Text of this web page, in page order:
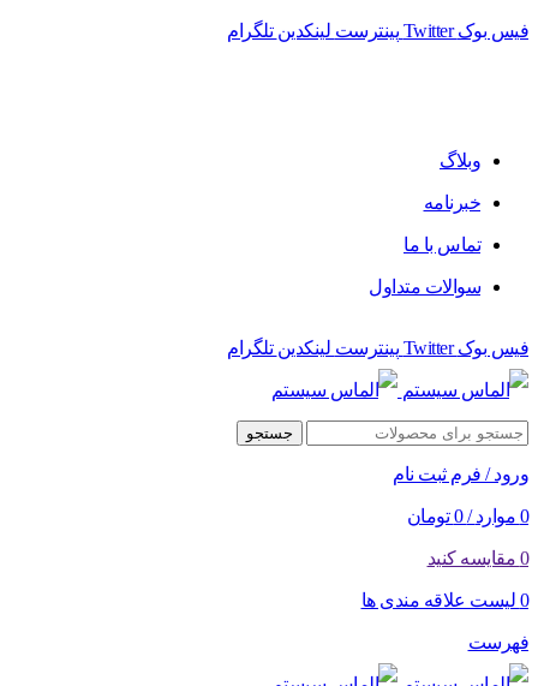
فیس بوک Twitter پینترست لینکدین تلگرام
وبلاگ
خبرنامه
تماس با ما
سوالات متداول
فیس بوک Twitter پینترست لینکدین تلگرام
جستجو
ورود / فرم ثبت نام
0 موارد /
0 تومان
0 مقایسه کنید
0 لیست علاقه مندی ها
فهرست